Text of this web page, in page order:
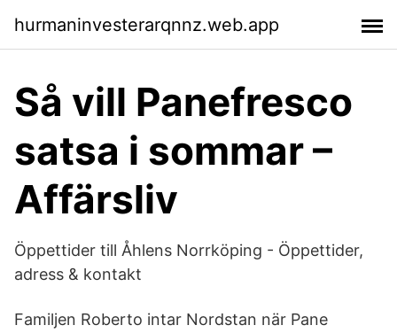
hurmaninvesterarqnnz.web.app
Så vill Panefresco
satsa i sommar –
Affärsliv
Öppettider till Åhlens Norrköping - Öppettider,
adress & kontakt
Familjen Roberto intar Nordstan när Pane